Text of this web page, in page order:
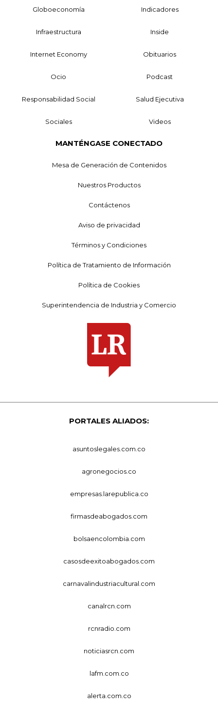
Globoeconomía Indicadores
Infraestructura Inside
Internet Economy Obituarios
Ocio Podcast
Responsabilidad Social Salud Ejecutiva
Sociales Videos
MANTÉNGASE CONECTADO
Mesa de Generación de Contenidos
Nuestros Productos
Contáctenos
Aviso de privacidad
Términos y Condiciones
Política de Tratamiento de Información
Política de Cookies
Superintendencia de Industria y Comercio
PORTALES ALIADOS:
asuntoslegales.com.co
agronegocios.co
empresas.larepublica.co
firmasdeabogados.com
bolsaencolombia.com
casosdeexitoabogados.com
carnavalindustriacultural.com
canalrcn.com
rcnradio.com
noticiasrcn.com
lafm.com.co
alerta.com.co